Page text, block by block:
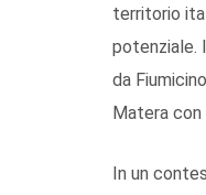
territorio
potenziale.
da
Matera con
In un